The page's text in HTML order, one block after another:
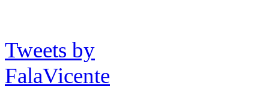
Tweets by
FalaVicente